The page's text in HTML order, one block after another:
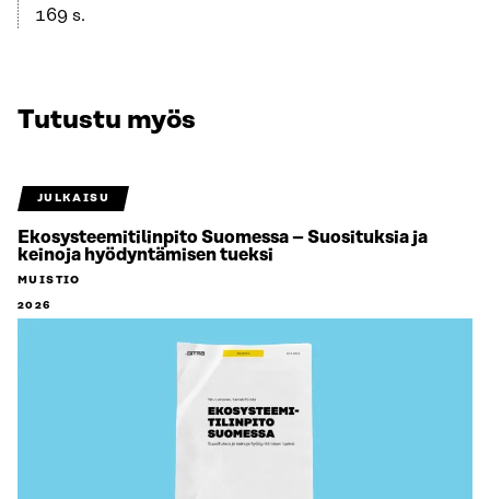
169 s.
Tutustu myös
JULKAISU
Ekosysteemitilinpito Suomessa – Suosituksia ja
keinoja hyödyntämisen tueksi
MUISTIO
2026